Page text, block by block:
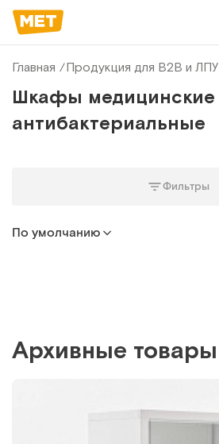
Главная Продукция для B2B и ЛПУ
Шкафы медицинские
антибактериальные
Фильтры
По умолчанию
Архивные товары